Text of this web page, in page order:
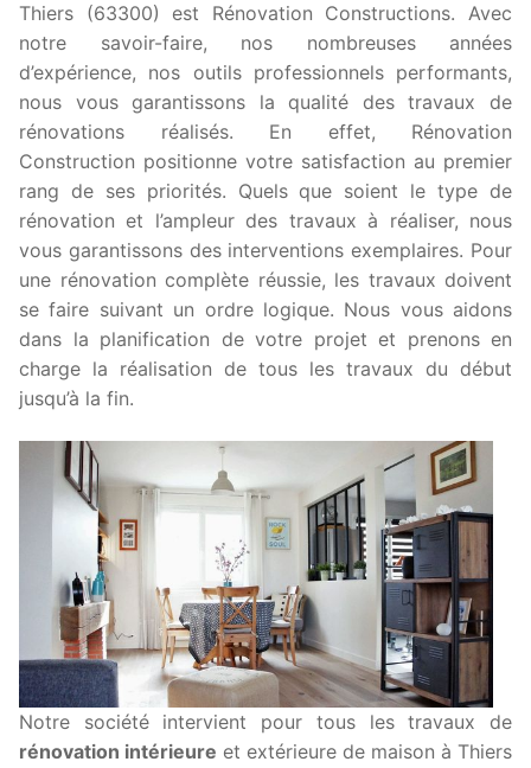
Thiers (63300) est Rénovation Constructions. Avec
notre savoir-faire, nos nombreuses années
d’expérience, nos outils professionnels performants,
nous vous garantissons la qualité des travaux de
rénovations réalisés. En effet, Rénovation
Construction positionne votre satisfaction au premier
rang de ses priorités. Quels que soient le type de
rénovation et l’ampleur des travaux à réaliser, nous
vous garantissons des interventions exemplaires. Pour
une rénovation complète réussie, les travaux doivent
se faire suivant un ordre logique. Nous vous aidons
dans la planification de votre projet et prenons en
charge la réalisation de tous les travaux du début
jusqu’à la fin.
Notre société intervient pour tous les travaux de
rénovation intérieure et extérieure de maison à Thiers